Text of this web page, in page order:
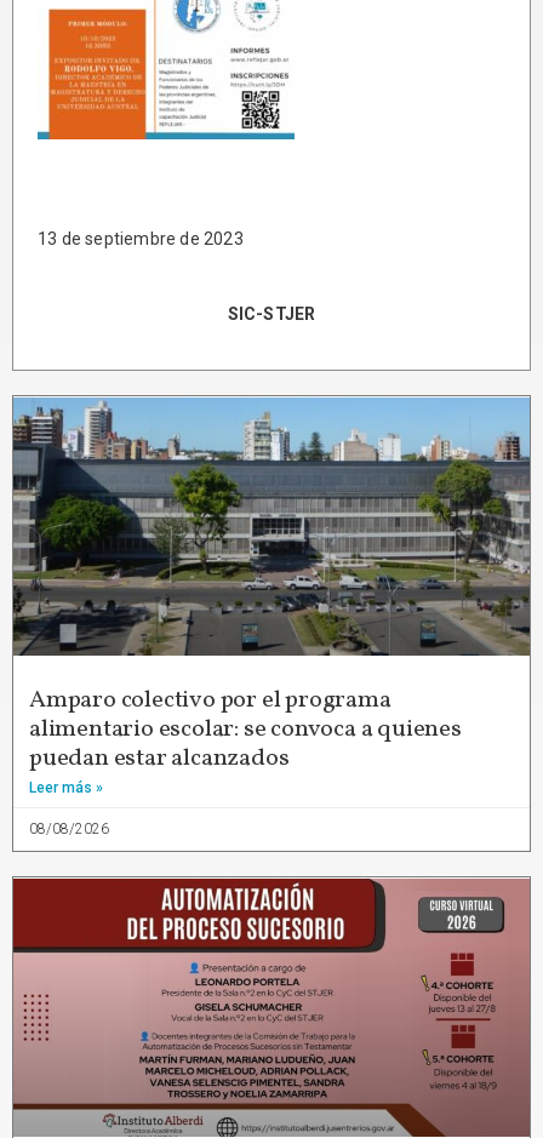
13 de septiembre de 2023
SIC-STJER
Amparo colectivo por el programa
alimentario escolar: se convoca a quienes
puedan estar alcanzados
Leer más »
08/08/2026